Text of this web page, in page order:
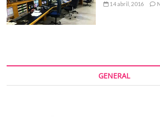
14 abril, 2016
GENERAL